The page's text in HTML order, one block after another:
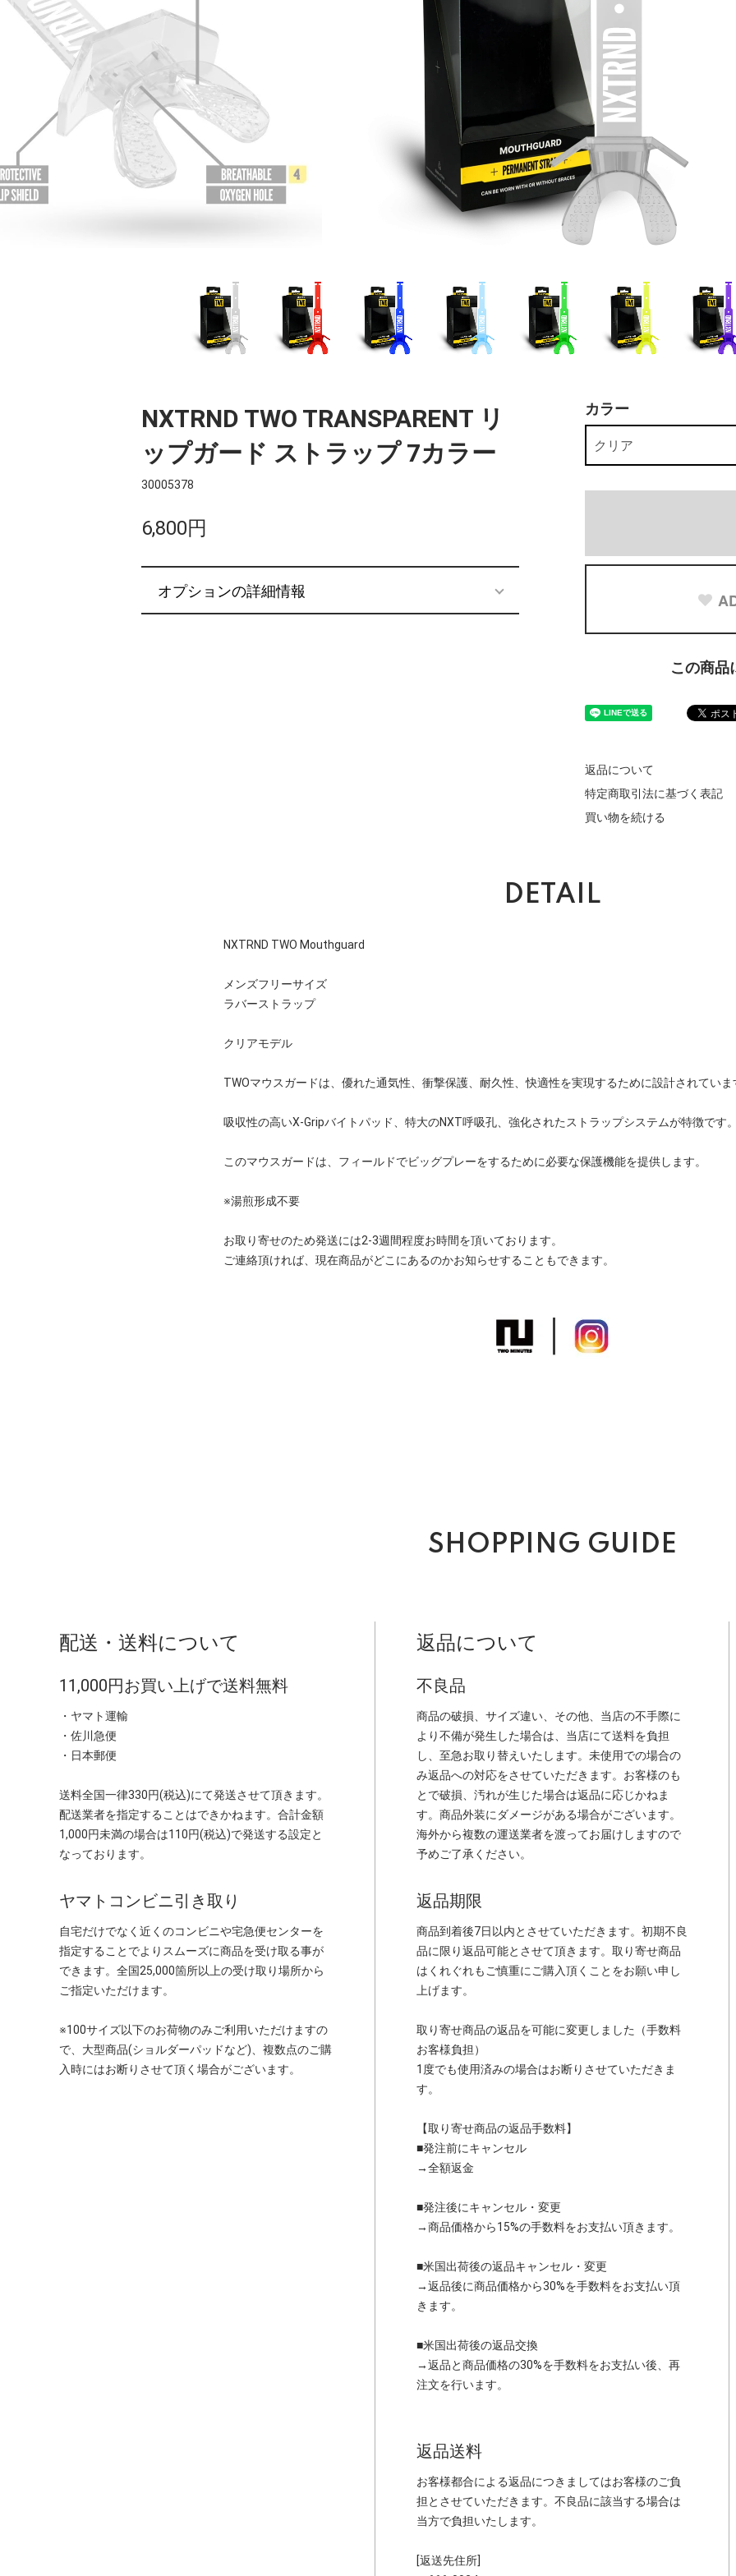
NXTRND TWO TRANSPARENT リ
ップガード ストラップ 7カラー
30005378
6,800円
オプションの詳細情報
カラー
この商品
返品について
特定商取引法に基づく表記
買い物を続ける
DETAIL
NXTRND TWO Mouthguard
メンズフリーサイズ
ラバーストラップ
クリアモデル
TWOマウスガードは、優れた通気性、衝撃保護、耐久性、快適性を実現するために設計されていま
吸収性の高いX-Gripバイトパッド、特大のNXT呼吸孔、強化されたストラップシステムが特徴です
このマウスガードは、フィールドでビッグプレーをするために必要な保護機能を提供します。
※湯煎形成不要
お取り寄せのため発送には2-3週間程度お時間を頂いております。
ご連絡頂ければ、現在商品がどこにあるのかお知らせすることもできます。
SHOPPING GUIDE
配送・送料について
11,000円お買い上げで送料無料
・ヤマト運輸
・佐川急便
・日本郵便
送料全国一律330円(税込)にて発送させて頂きます。
配送業者を指定することはできかねます。合計金額
1,000円未満の場合は110円(税込)で発送する設定と
なっております。
ヤマトコンビニ引き取り
自宅だけでなく近くのコンビニや宅急便センターを
指定することでよりスムーズに商品を受け取る事が
できます。全国25,000箇所以上の受け取り場所から
ご指定いただけます。
※100サイズ以下のお荷物のみご利用いただけますの
で、大型商品(ショルダーパッドなど)、複数点のご購
入時にはお断りさせて頂く場合がございます。
返品について
不良品
商品の破損、サイズ違い、その他、当店の不手際に
より不備が発生した場合は、当店にて送料を負担
し、至急お取り替えいたします。未使用での場合の
み返品への対応をさせていただきます。お客様のも
とで破損、汚れが生じた場合は返品に応じかねま
す。商品外装にダメージがある場合がございます。
海外から複数の運送業者を渡ってお届けしますので
予めご了承ください。
返品期限
商品到着後7日以内とさせていただきます。初期不良
品に限り返品可能とさせて頂きます。取り寄せ商品
はくれぐれもご慎重にご購入頂くことをお願い申し
上げます。
取り寄せ商品の返品を可能に変更しました（手数料
お客様負担）
1度でも使用済みの場合はお断りさせていただきま
す。
【取り寄せ商品の返品手数料】
■発注前にキャンセル
→全額返金
■発注後にキャンセル・変更
→商品価格から15%の手数料をお支払い頂きます。
■米国出荷後の返品キャンセル・変更
→返品後に商品価格から30%を手数料をお支払い頂
きます。
■米国出荷後の返品交換
→返品と商品価格の30%を手数料をお支払い後、再
注文を行います。
返品送料
お客様都合による返品につきましてはお客様のご負
担とさせていただきます。不良品に該当する場合は
当方で負担いたします。
[返送先住所]